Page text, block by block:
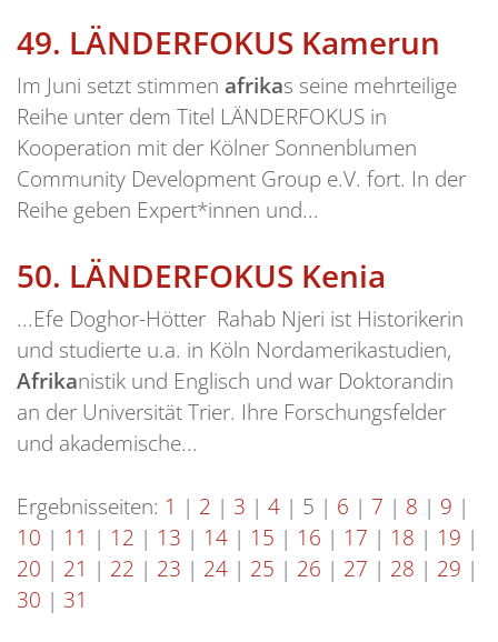
49. LÄNDERFOKUS Kamerun
Im Juni setzt stimmen afrikas seine mehrteilige
Reihe unter dem Titel LÄNDERFOKUS in
Kooperation mit der Kölner Sonnenblumen
Community Development Group e.V. fort. In der
Reihe geben Expert*innen und...
50. LÄNDERFOKUS Kenia
...Efe Doghor-Hötter Rahab Njeri ist Historikerin
und studierte u.a. in Köln Nordamerikastudien,
Afrikanistik und Englisch und war Doktorandin
an der Universität Trier. Ihre Forschungsfelder
und akademische...
Ergebnisseiten: 1 | 2 | 3 | 4 | 5 | 6 | 7 | 8 | 9 |
10 | 11 | 12 | 13 | 14 | 15 | 16 | 17 | 18 | 19 |
20 | 21 | 22 | 23 | 24 | 25 | 26 | 27 | 28 | 29 |
30 | 31